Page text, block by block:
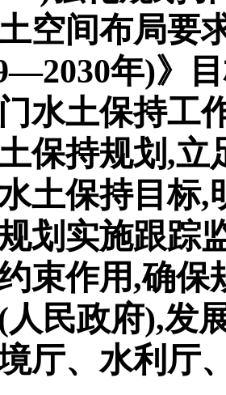
空间布局要
年)》
水土保持工
保持规划,立
土保持目标,
划实施跟踪
束作用,确
人民政府),发
厅、水利厅